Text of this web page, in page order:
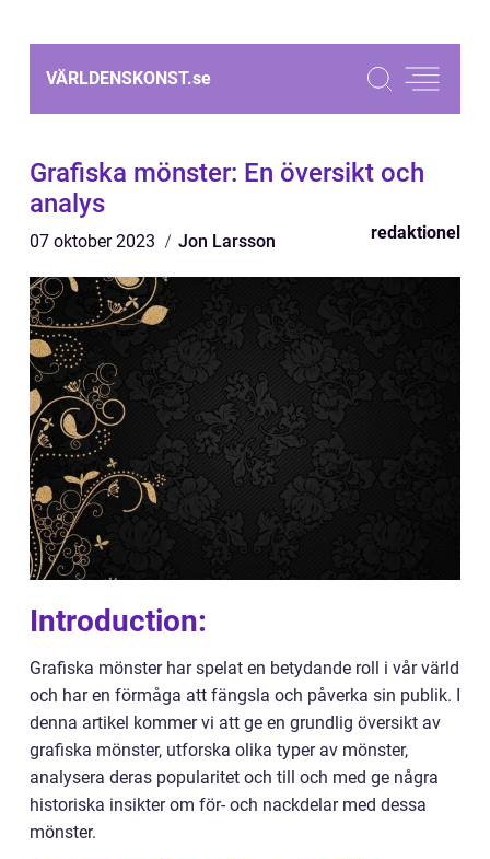
VÄRLDENSKONST.se
Grafiska mönster: En översikt och
analys
07 oktober 2023 Jon Larsson redaktionel
Introduction:
Grafiska mönster har spelat en betydande roll i vår värld
och har en förmåga att fängsla och påverka sin publik. I
denna artikel kommer vi att ge en grundlig översikt av
grafiska mönster, utforska olika typer av mönster,
analysera deras popularitet och till och med ge några
historiska insikter om för- och nackdelar med dessa
mönster.